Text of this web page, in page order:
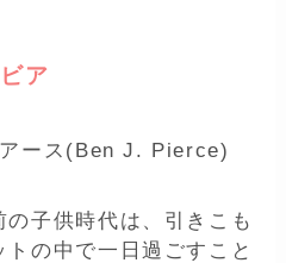
ア
ース(Ben J. Pierce)
の子供時代は、引きこも
トの中で一日過ごすこと